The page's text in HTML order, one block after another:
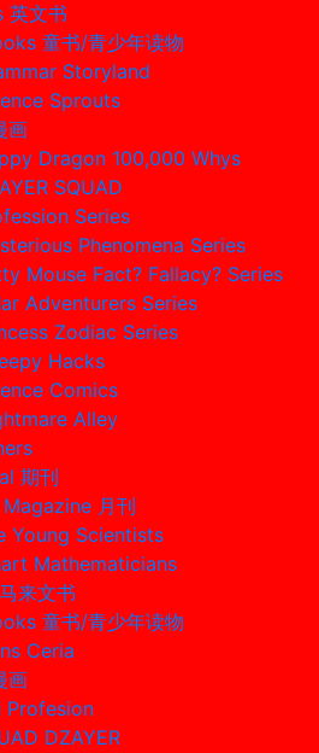
英文书
童书/青少年读物
Storyland
Sprouts
画
Dragon 100,000 Whys
SQUAD
Series
Phenomena Series
Mouse Fact? Fallacy? Series
Adventurers Series
Zodiac Series
Hacks
Comics
Alley
期刊
月刊
Young Scientists
Mathematicians
来文书
童书/青少年读物
Ceria
画
Profesion
DZAYER